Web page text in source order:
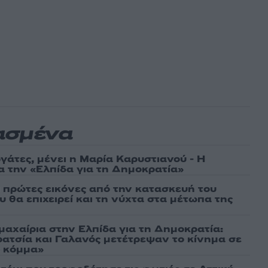
μένει η Μαρία Καρυστιανού - Η
την «Ελπίδα για τη Δημοκρατία»
εικόνες από την κατασκευή του
επιχειρεί και τη νύχτα στα μέτωπα της
στην Ελπίδα για τη Δημοκρατία:
και Γαλανός μετέτρεψαν το κίνημα σε
κόμμα»